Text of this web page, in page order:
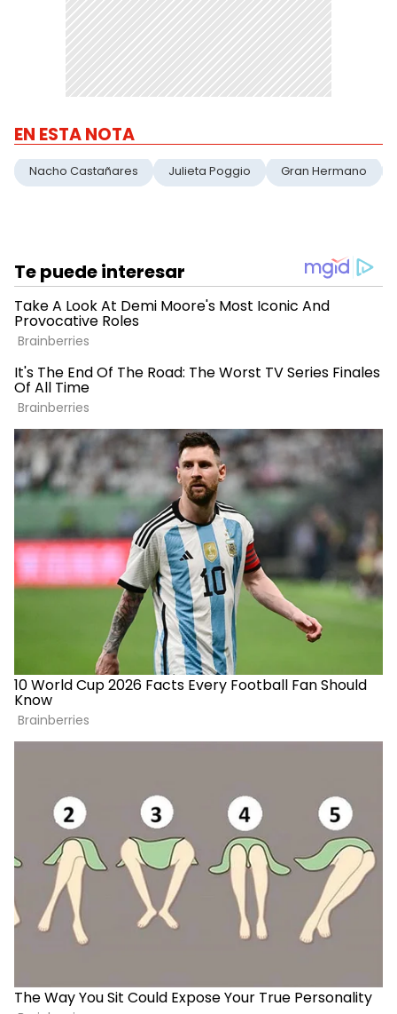
EN ESTA NOTA
Nacho Castañares Julieta Poggio Gran Hermano